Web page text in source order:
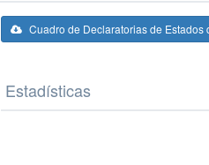
Cuadro de Declaratorias de Estados
Estadísticas